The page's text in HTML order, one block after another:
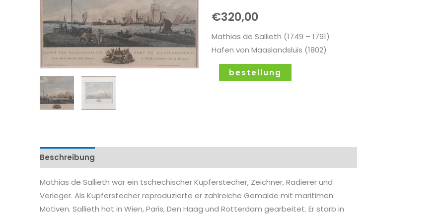
€320,00
Mathias de Sallieth (1749 – 1791)
Hafen von Maaslandsluis (1802)
bestellung
Beschreibung
Mathias de Sallieth war ein tschechischer Kupferstecher, Zeichner, Radierer und
Verleger. Als Kupferstecher reproduzierte er zahlreiche Gemälde mit maritimen
Motiven. Sallieth hat in Wien, Paris, Den Haag und Rotterdam gearbeitet. Er starb in